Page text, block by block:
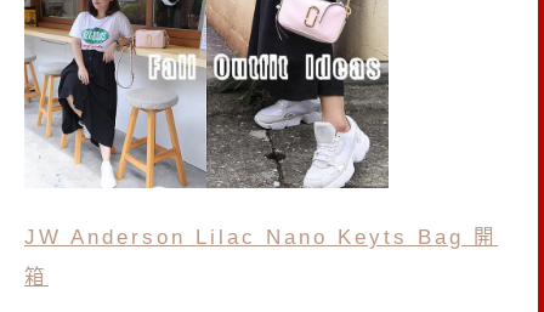
JW Anderson Lilac Nano Keyts Bag 開
箱